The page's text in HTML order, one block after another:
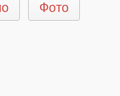
Фото